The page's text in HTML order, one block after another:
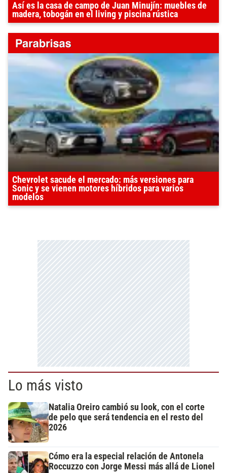
Así es la casa de campo de Juan Minujín: muebles de
madera, tobogán en el living y piscina rústica
Chevrolet sacude el mercado: más versiones para
Sonic y se vienen motores híbridos para varios
modelos
Lo más visto
Natalia Oreiro cambió su look, con el corte
de pelo que será tendencia en el resto del
2026
Cómo era la especial relación de Antonela
Roccuzzo con Jorge Messi más allá de Lionel